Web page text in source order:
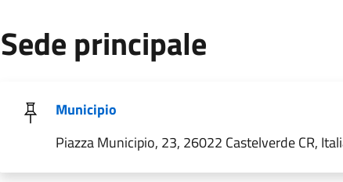
Sede principale
Municipio
Piazza Municipio, 23, 26022 Castelverde CR,